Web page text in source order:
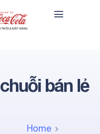
chuỗi bán lẻ
Home